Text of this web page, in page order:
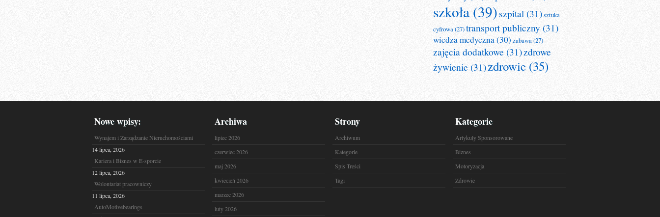
szkoła (39)szpital (31)sztuka
cyfrowa(27)transport publiczny (31)
wiedza medyczna(30) zabawa(27)
zajęcia dodatkowe (31)zdrowe
żywienie (31)zdrowie (35)
Nowe wpisy:
Wynajem i Zarządzanie Nieruchomościami
14 lipca, 2026
Kariera i Biznes w E-sporcie
12 lipca, 2026
Wolontariat pracowniczy
11 lipca, 2026
AutoMotivebearings
Archiwa
lipiec 2026
czerwiec 2026
maj 2026
kwiecień 2026
marzec 2026
luty 2026
Strony
Archiwum
Kategorie
Spis Treści
Tagi
Kategorie
Artykuły Sponsorowane
Biznes
Motoryzacja
Zdrowie